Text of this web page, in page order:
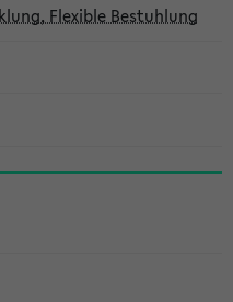
Flexible Bestuhlung